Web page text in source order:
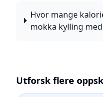
Hvor mange
mokka kylling
Utforsk flere